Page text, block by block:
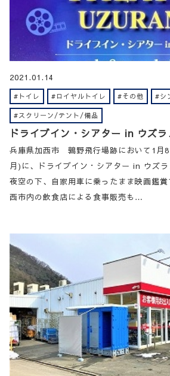
2021.01.14
#トイレ #ロイヤルトイレ #その他 #シ
#スクリーン/テント/備品
ドライブイン・シアター in ウズラ
兵庫県加西市 鶉野飛行場跡において1月
月)に、ドライブイン・シアター in ウズラ
夜空の下、自家用車に乗ったまま映画鑑
西市内の飲食店による食事販売も…